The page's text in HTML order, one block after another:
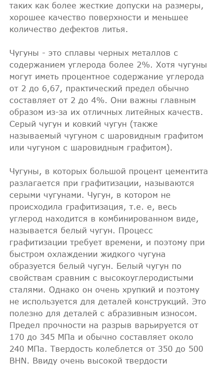
таких как более жесткие допуски на размеры,
хорошее качество поверхности и меньшее
количество дефектов литья.
Чугуны - это сплавы черных металлов с
содержанием углерода более 2%. Хотя чугуны
могут иметь процентное содержание углерода
от 2 до 6,67, практический предел обычно
составляет от 2 до 4%. Они важны главным
образом из-за их отличных литейных качеств.
Серый чугун и ковкий чугун (также
называемый чугуном с шаровидным графитом
или чугуном с шаровидным графитом).
Чугуны, в которых большой процент цементита
разлагается при графитизации, называются
серыми чугунами. Чугун, в котором не
происходила графитизация, т.е. е, весь
углерод находится в комбинированном виде,
называется белый чугун. Процесс
графитизации требует времени, и поэтому при
быстром охлаждении жидкого чугуна
образуется белый чугун. Белый чугун по
свойствам сравним с высокоуглеродистыми
сталями. Однако он очень хрупкий и поэтому
не используется для деталей конструкций. Это
полезно для деталей с абразивным износом.
Предел прочности на разрыв варьируется от
170 до 345 МПа и обычно составляет около
240 МПа. Твердость колеблется от 350 до 500
BHN. Ввиду очень высокой твердости